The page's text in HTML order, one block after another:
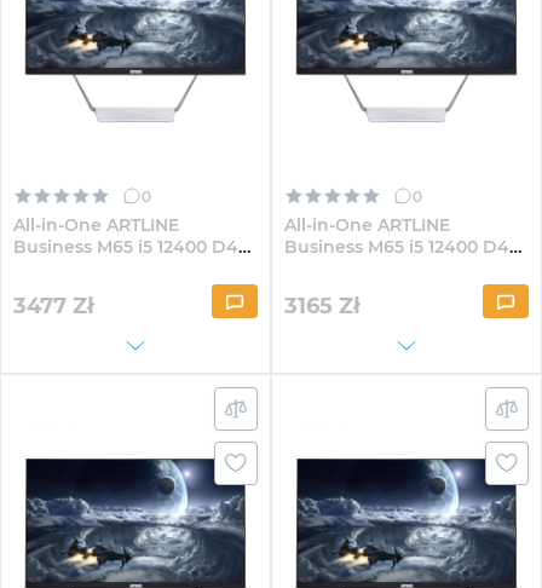
0
All-in-One ARTLINE
Business M65 i5 12400 D4
3477 Zł
0
All-in-One ARTLINE
Business M65 i5 12400 D4
3165 Zł